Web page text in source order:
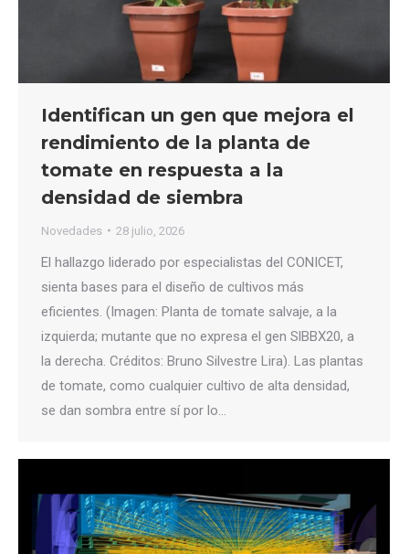
Identifican un gen que mejora el
rendimiento de la planta de
tomate en respuesta a la
densidad de siembra
Novedades 28 julio, 2026
El hallazgo liderado por especialistas del CONICET,
sienta bases para el diseño de cultivos más
eficientes. (Imagen: Planta de tomate salvaje, a la
izquierda; mutante que no expresa el gen SlBBX20, a
la derecha. Créditos: Bruno Silvestre Lira). Las plantas
de tomate, como cualquier cultivo de alta densidad,
se dan sombra entre sí por lo…